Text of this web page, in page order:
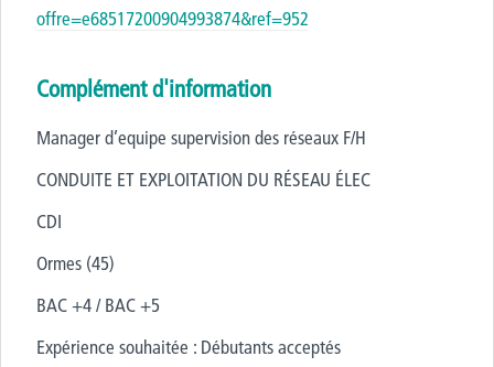
offre=e68517200904993874&ref=952
Complément d'information
Manager d’equipe supervision des réseaux F/H
CONDUITE ET EXPLOITATION DU RÉSEAU ÉLEC
CDI
Ormes (45)
BAC +4 / BAC +5
Expérience souhaitée : Débutants acceptés